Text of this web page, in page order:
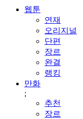
웹툰
연재
오리지널
단편
장르
완결
랭킹
만화
;
추천
장르